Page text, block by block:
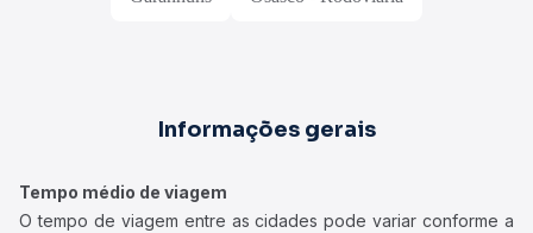
Informações gerais
Tempo médio de viagem
O tempo de viagem entre as cidades pode variar conforme a